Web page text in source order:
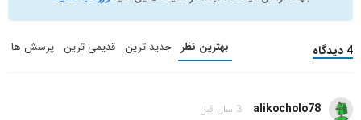
4 دیدگاه بهترین نظر جدید ترین قدیمی ترین پرسش ها
alikocholo78 3 سال قبل